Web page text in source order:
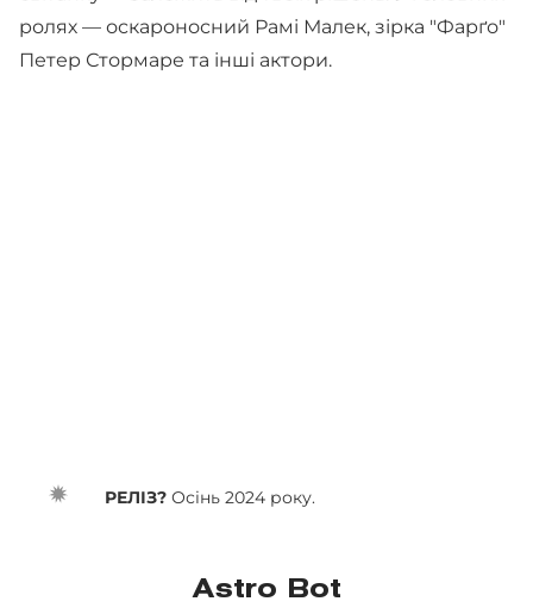
ролях — оскароносний Рамі Малек, зірка "Фарґо"
Петер Стормаре та інші актори.
РЕЛІЗ? Осінь 2024 року.
Astro Bot